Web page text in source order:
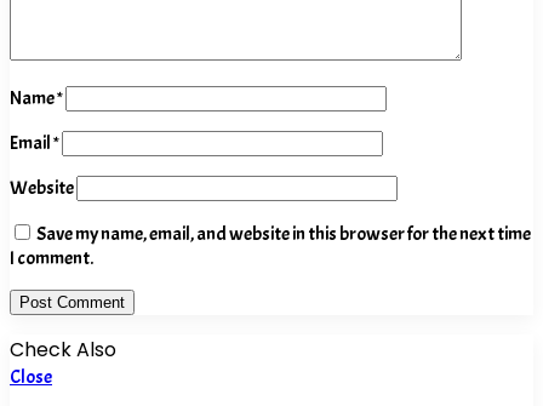
Name*
Email*
Website
Save my name, email, and website in this browser for the next time
I comment.
Check Also
Close